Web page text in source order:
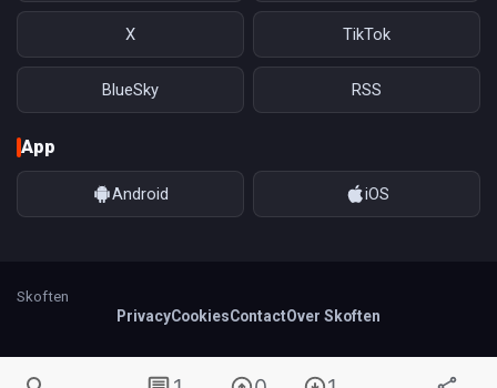
X TikTok
BlueSky RSS
App
Android iOS
Skoften
PrivacyCookiesContactOver Skoften